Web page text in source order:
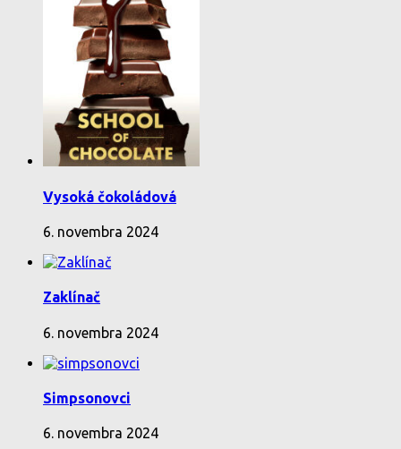
Vysoká čokoládová
6. novembra 2024
Zaklínač
6. novembra 2024
Simpsonovci
6. novembra 2024